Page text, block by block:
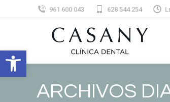
Abrir barra de herramientas
961 600 043 628 544 254
ARCHIVOS